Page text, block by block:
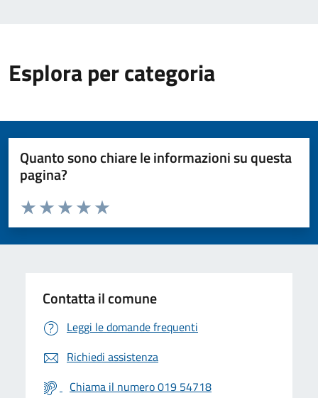
Esplora per categoria
Quanto sono chiare le informazioni su questa
pagina?
Valuta da 1 a 5 stelle la pagina
Valuta 5 stelle su 5
Valuta 4 stelle su 5
Valuta 3 stelle su 5
Valuta 2 stelle su 5
Valuta 1 stelle su 5
Contatta il comune
Leggi le domande frequenti
Richiedi assistenza
Chiama il numero 019 54718